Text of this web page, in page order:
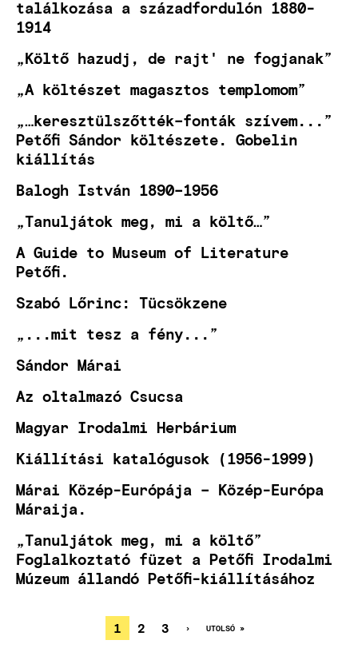
találkozása a századfordulón 1880-
1914
„Költő hazudj, de rajt' ne fogjanak”
„A költészet magasztos templomom”
„…keresztülszőtték–fonták szívem...”
Petőfi Sándor költészete. Gobelin
kiállítás
Balogh István 1890–1956
„Tanuljátok meg, mi a költő…”
A Guide to Museum of Literature
Petőfi.
Szabó Lőrinc: Tücsökzene
„...mit tesz a fény...”
Sándor Márai
Az oltalmazó Csucsa
Magyar Irodalmi Herbárium
Kiállítási katalógusok (1956-1999)
Márai Közép-Európája – Közép-Európa
Máraija.
„Tanuljátok meg, mi a költő”
Foglalkoztató füzet a Petőfi Irodalmi
Múzeum állandó Petőfi-kiállításához
OLDALSZÁMOZÁS
JELENLEGI
OLDAL
1 OLDAL
2 OLDAL
3
KÖVETKEZŐ
›
UTOLSÓ
UTOLSÓ »